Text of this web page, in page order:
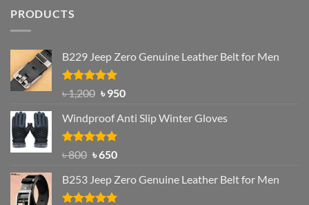
PRODUCTS
B229 Jeep Zero Genuine Leather Belt for Men
Rated4.92
out of 5
৳1,200 Original
was:
৳ 1,200.
৳950Current
is:
Windproof Anti Slip Winter Gloves
Rated4.97
৳800 Original
was:
৳ 800.
৳650Current
is:
৳ 650.
B253 Jeep Zero Genuine Leather Belt for Men